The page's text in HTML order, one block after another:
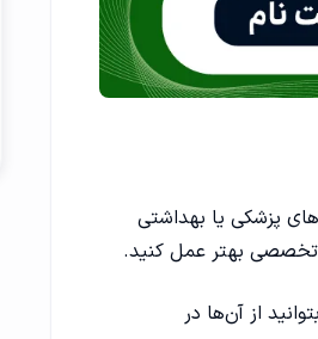
پزشکی یا بهداشتی
تخصصی بهتر عمل کنید.
از آن‌ها در